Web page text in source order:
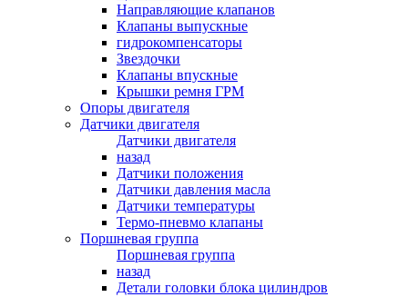
Направляющие клапанов
Клапаны выпускные
гидрокомпенсаторы
Звездочки
Клапаны впускные
Крышки ремня ГРМ
Опоры двигателя
Датчики двигателя
Датчики двигателя
назад
Датчики положения
Датчики давления масла
Датчики температуры
Термо-пневмо клапаны
Поршневая группа
Поршневая группа
назад
Детали головки блока цилиндров